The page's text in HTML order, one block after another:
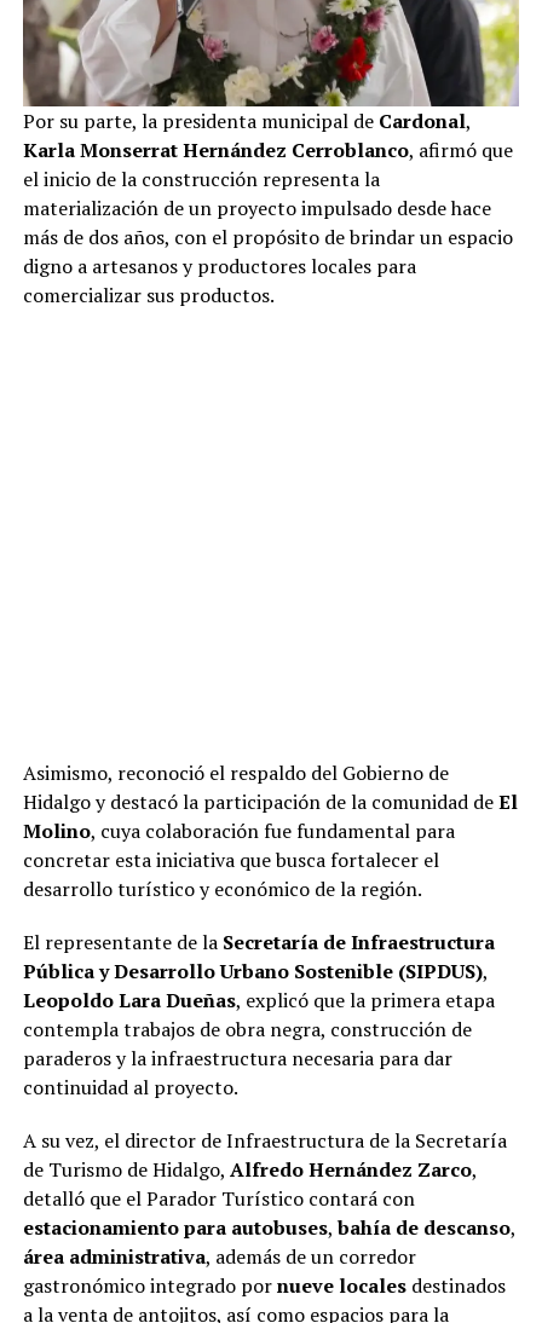
Por su parte, la presidenta municipal de Cardonal,
Karla Monserrat Hernández Cerroblanco, afirmó que
el inicio de la construcción representa la
materialización de un proyecto impulsado desde hace
más de dos años, con el propósito de brindar un espacio
digno a artesanos y productores locales para
comercializar sus productos.
Asimismo, reconoció el respaldo del Gobierno de
Hidalgo y destacó la participación de la comunidad deEl
Molino, cuya colaboración fue fundamental para
concretar esta iniciativa que busca fortalecer el
desarrollo turístico y económico de la región.
El representante de la Secretaría de Infraestructura
Pública y Desarrollo Urbano Sostenible (SIPDUS),
Leopoldo Lara Dueñas, explicó que la primera etapa
contempla trabajos de obra negra, construcción de
paraderos y la infraestructura necesaria para dar
continuidad al proyecto.
A su vez, el director de Infraestructura de la Secretaría
de Turismo de Hidalgo, Alfredo Hernández Zarco,
detalló que el Parador Turístico contará con
estacionamiento para autobuses,bahía de descanso,
área administrativa, además de un corredor
gastronómico integrado pornueve localesdestinados
a la venta de antojitos, así como espacios para la